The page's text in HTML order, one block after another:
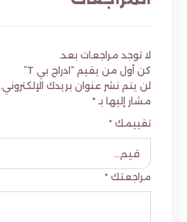
لا توجد مراجعات بعد.
كن أول من يقيم “ادراج بي T”
لن يتم نشر عنوان بريدك الإلكتروني.
مشار إليها بـ*
تقييمك*
مراجعتك*